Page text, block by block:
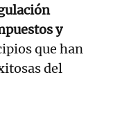
y
que han
del